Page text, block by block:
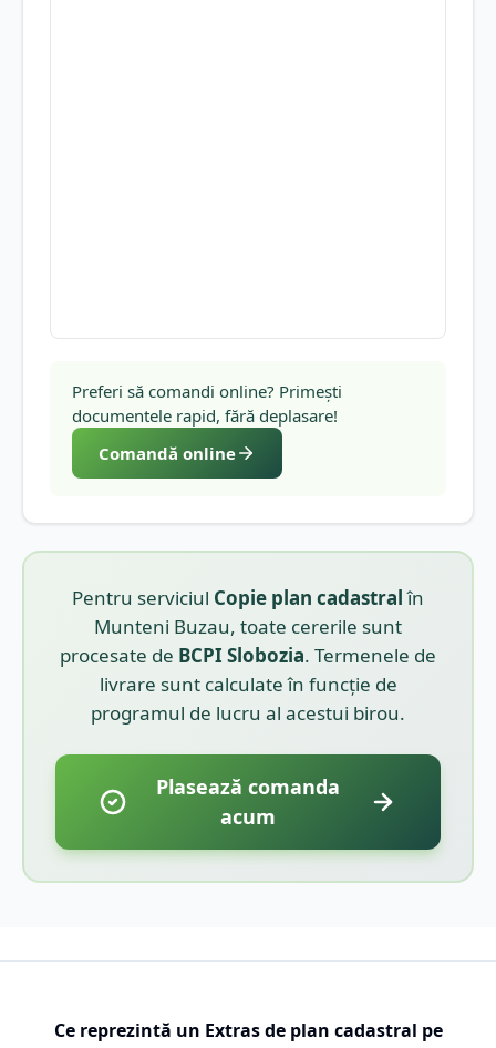
Preferi să comandi online? Primești
documentele rapid, fără deplasare!
Comandă online
Pentru serviciul Copie plan cadastralîn
Munteni Buzau, toate cererile sunt
procesate de BCPI Slobozia. Termenele de
livrare sunt calculate în funcție de
programul de lucru al acestui birou.
Plasează comanda
acum
Ce reprezintă un Extras de plan cadastral pe